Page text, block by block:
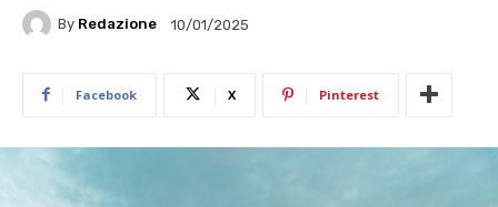
By Redazione 10/01/2025
Facebook X Pinterest